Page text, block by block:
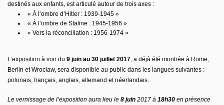
destinés aux enfants, est articulé autour de trois axes :
« À l’ombre d’Hitler : 1939-1945 »
« À l’ombre de Staline : 1945-1956 »
« Vers la réconciliation : 1956-1974 »
L’exposition à voir du 9 juin au 30 juillet 2017, a déjà été montrée à Rome,
Berlin et Wrocław, sera disponible au public dans les langues suivantes :
polonais, français, anglais, allemand et néerlandais.
Le vernissage de l’exposition aura lieu le 8 juin 2017 à 18h30 en présence